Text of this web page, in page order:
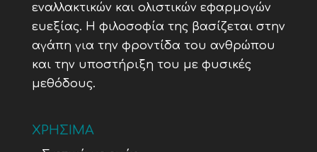
εναλλακτικών και ολιστικών εφαρμογών
ευεξίας. Η φιλοσοφία της βασίζεται στην
αγάπη για την φροντίδα του ανθρώπου
και την υποστήριξη του με φυσικές
μεθόδους.
ΧΡΗΣΙΜΑ